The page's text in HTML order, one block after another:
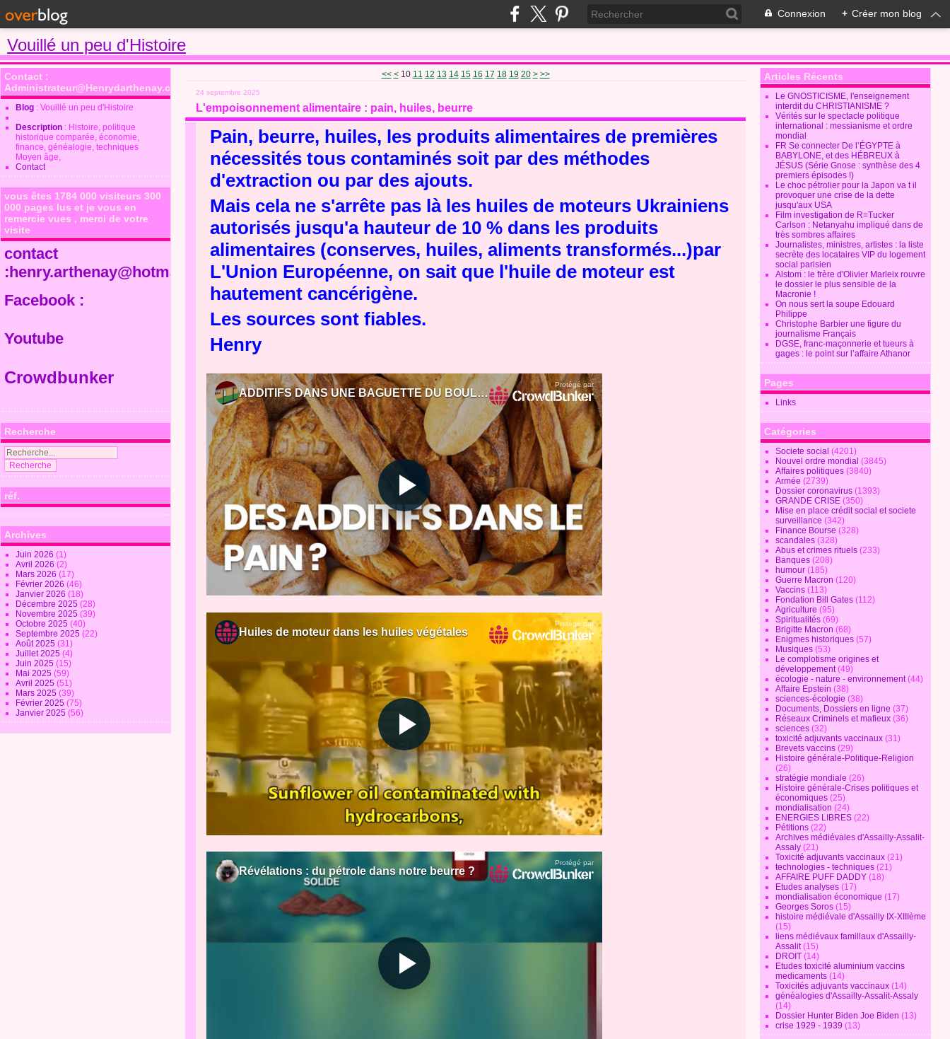
Connexion + Créer mon blog
Vouillé un peu d'Histoire
Contact :
Administrateur@Henrydarthenay.com
Blog : Vouillé un peu d'Histoire
Description : Histoire, politique
historique comparée, économie,
finance, généalogie, techniques
Moyen âge,
Contact
vous êtes 1784 000 visiteurs 300
000 pages lus et je vous en
remercie vues , merci de votre
visite
contact
:henry.arthenay@hotmail.fr
Facebook :
Youtube
Crowdbunker
Recherche
réf.
Archives
Juin 2026(1)
Avril 2026(2)
Mars 2026(17)
Février 2026(46)
Janvier 2026(18)
Décembre 2025(28)
Novembre 2025(39)
Octobre 2025(40)
Septembre 2025(22)
Août 2025(31)
Juillet 2025(4)
Juin 2025(15)
Mai 2025(59)
Avril 2025(51)
Mars 2025(39)
Février 2025(75)
Janvier 2025(56)
<< < 10 11 12 13 14 15 16 17 18 19 20 30
> >>
24 septembre 2025
L'empoisonnement alimentaire : pain, huiles, beurre
Pain, beurre, huiles, les produits alimentaires de premières
nécessités tous contaminés soit par des méthodes
d'extraction ou par des ajouts.
Mais cela ne s'arrête pas là les huiles de moteurs Ukrainiens
autorisés jusqu'a hauteur de 10 % dans les produits
alimentaires (conserves, huiles, aliments transformés...)par
L'Union Européenne, on sait que l'huile de moteur est
hautement cancérigène.
Les sources sont fiables.
Henry
Articles Récents
Le GNOSTICISME, l'enseignement
interdit du CHRISTIANISME ?
Vérités sur le spectacle politique
international : messianisme et ordre
mondial
FR Se connecter De l’ÉGYPTE à
BABYLONE, et des HÉBREUX à
JÉSUS (Série Gnose : synthèse des 4
premiers épisodes !)
Le choc pétrolier pour la Japon va t il
provoquer une crise de la dette
jusqu'aux USA
Film investigation de R=Tucker
Carlson : Netanyahu impliqué dans de
très sombres affaires
Journalistes, ministres, artistes : la liste
secrète des locataires VIP du logement
social parisien
Alstom : le frère d'Olivier Marleix rouvre
le dossier le plus sensible de la
Macronie !
On nous sert la soupe Edouard
Philippe
Christophe Barbier une figure du
journalisme Français
DGSE, franc-maçonnerie et tueurs à
gages : le point sur l’affaire Athanor
Pages
Links
Catégories
Societe social (4201)
Nouvel ordre mondial (3845)
Affaires politiques (3840)
Armée (2739)
Dossier coronavirus (1393)
GRANDE CRISE (350)
Mise en place crédit social et societe
surveillance (342)
Finance Bourse (328)
scandales (328)
Abus et crimes rituels (233)
Banques (208)
humour (185)
Guerre Macron (120)
Vaccins (113)
Fondation Bill Gates (112)
Agriculture (95)
Spiritualités (69)
Brigitte Macron (68)
Enigmes historiques (57)
Musiques (53)
Le complotisme origines et
développement(49)
écologie - nature - environnement(44)
Affaire Epstein (38)
sciences-écologie (38)
Documents, Dossiers en ligne (37)
Réseaux Criminels et mafieux (36)
sciences (32)
toxicité adjuvants vaccinaux (31)
Brevets vaccins (29)
Histoire générale-Politique-Religion
(26)
stratégie mondiale (26)
Histoire générale-Crises politiques et
économiques (25)
mondialisation (24)
ENERGIES LIBRES (22)
Pétitions (22)
Archives médiévales d'Assailly-Assalit-
Assaly (21)
Toxicité adjuvants vaccinaux (21)
technologies - techniques (21)
AFFAIRE PUFF DADDY (18)
Etudes analyses (17)
mondialisation économique (17)
Georges Soros (15)
histoire médiévale d'Assailly IX-XIIIème
(15)
liens médiévaux famillaux d'Assailly-
Assalit(15)
DROIT (14)
Etudes toxicité aluminium vaccins
medicaments (14)
Toxicités adjuvants vaccinaux (14)
généalogies d'Assailly-Assalit-Assaly
(14)
Dossier Hunter Biden Joe Biden (13)
crise 1929 - 1939 (13)